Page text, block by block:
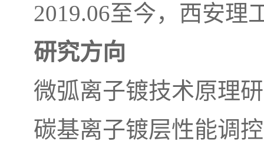
2019.06至今，西安理
研究方向
微弧离子镀技术原理
碳基离子镀层性能调